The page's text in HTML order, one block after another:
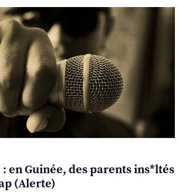
en Guinée, des parents ins*ltés
(Alerte)